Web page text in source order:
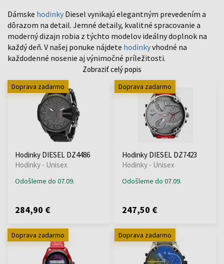
Dámske hodinky Diesel vynikajú elegantným prevedením a
dôrazom na detail. Jemné detaily, kvalitné spracovanie a
moderný dizajn robia z týchto modelov ideálny doplnok na
každý deň. V našej ponuke nájdete hodinkyvhodné na
každodenné nosenie aj výnimočné príležitosti.
Zobraziť celý popis
Doprava zadarmo
Hodinky DIESEL DZ4486
Hodinky - Unisex
Odošleme do 07.09.
284,90 €
Doprava zadarmo
Hodinky DIESEL DZ7423
Hodinky - Unisex
Odošleme do 07.09.
247,50 €
Doprava zadarmo Doprava zadarmo